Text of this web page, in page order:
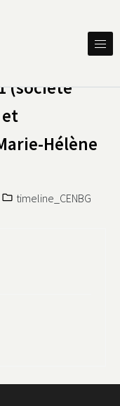
(société
Hélène
timeline_CENBG